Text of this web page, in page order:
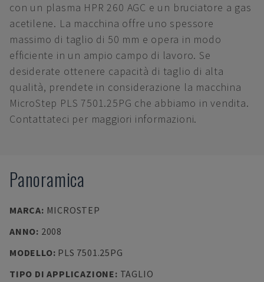
con un plasma HPR 260 AGC e un bruciatore a gas
acetilene. La macchina offre uno spessore
massimo di taglio di 50 mm e opera in modo
efficiente in un ampio campo di lavoro. Se
desiderate ottenere capacità di taglio di alta
qualità, prendete in considerazione la macchina
MicroStep PLS 7501.25PG che abbiamo in vendita.
Contattateci per maggiori informazioni.
Panoramica
MARCA: MICROSTEP
ANNO: 2008
MODELLO: PLS 7501.25PG
TIPO DI APPLICAZIONE: TAGLIO